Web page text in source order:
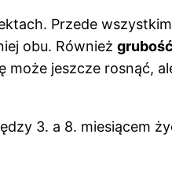
Przede
obu. Również
jeszcze rosnąć,
3. a 8. miesiącem